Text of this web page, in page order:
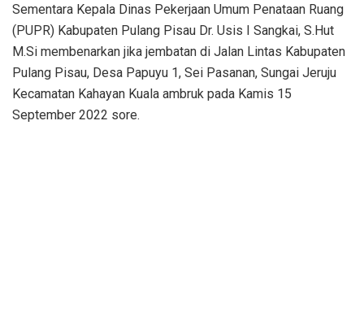
Sementara Kepala Dinas Pekerjaan Umum Penataan Ruang
(PUPR) Kabupaten Pulang Pisau Dr. Usis I Sangkai, S.Hut
M.Si membenarkan jika jembatan di Jalan Lintas Kabupaten
Pulang Pisau, Desa Papuyu 1, Sei Pasanan, Sungai Jeruju
Kecamatan Kahayan Kuala ambruk pada Kamis 15
September 2022 sore.